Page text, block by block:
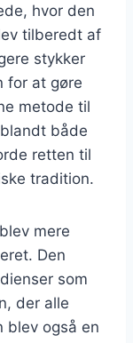
hvor den
tilberedt af
stykker
for at gøre
metode til
både
retten til
tradition.
mere
Den
som
der alle
blev også en